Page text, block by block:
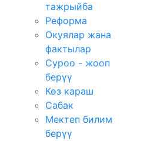
тажрыйба
Реформа
Окуялар жана
фактылар
Суроо - жооп
берүү
Көз караш
Сабак
Мектеп билим
берүү